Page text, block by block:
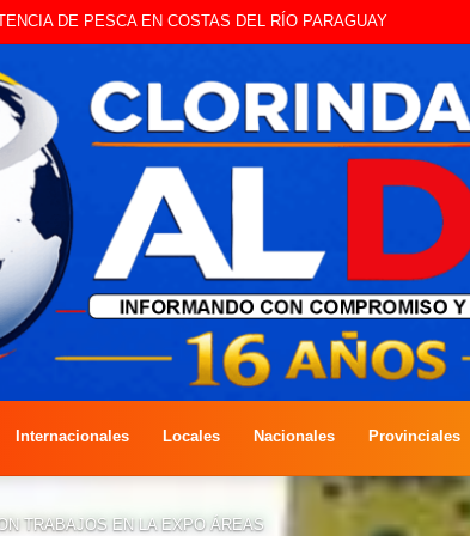
LA EDICIÓN DÍA DEL NIÑO
Internacionales Locales Nacionales Provinciales
TRABAJOS EN LA EXPO ÁREAS